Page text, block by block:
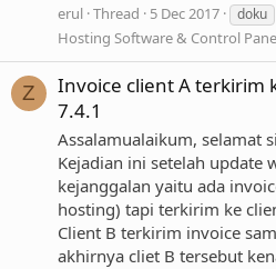
erul Thread 5 Dec 2017 doku
Hosting Software & Control
Z
Invoice client A terkirim
7.4.1
Assalamualaikum, selamat
Kejadian ini setelah update
kejanggalan yaitu ada
hosting) tapi terkirim ke
Client B terkirim invoice
akhirnya cliet B tersebut